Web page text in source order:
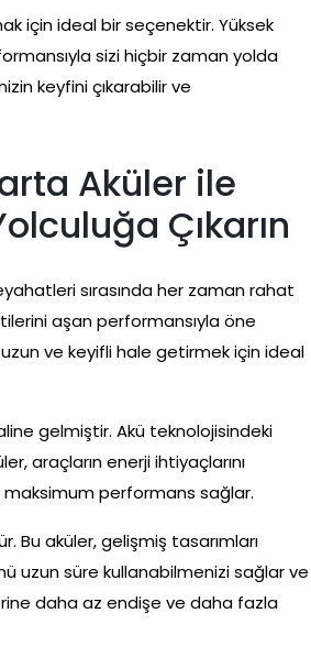
için ideal bir seçenektir. Yüksek
sizi hiçbir zaman yolda
keyfini çıkarabilir ve
Aküler ile
Çıkarın
sırasında her zaman rahat
aşan performansıyla öne
uzun ve keyifli hale getirmek için ideal
gelmiştir. Akü teknolojisindeki
araçların enerji ihtiyaçlarını
performans sağlar.
Bu aküler, gelişmiş tasarımları
uzun süre kullanabilmenizi sağlar ve
daha az endişe ve daha fazla